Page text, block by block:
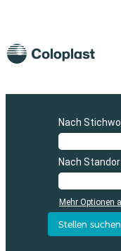
Nach
Nach
Mehr Optionen